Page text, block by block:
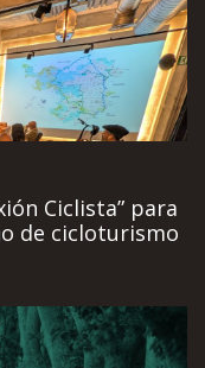
Ciclista” para
de cicloturismo